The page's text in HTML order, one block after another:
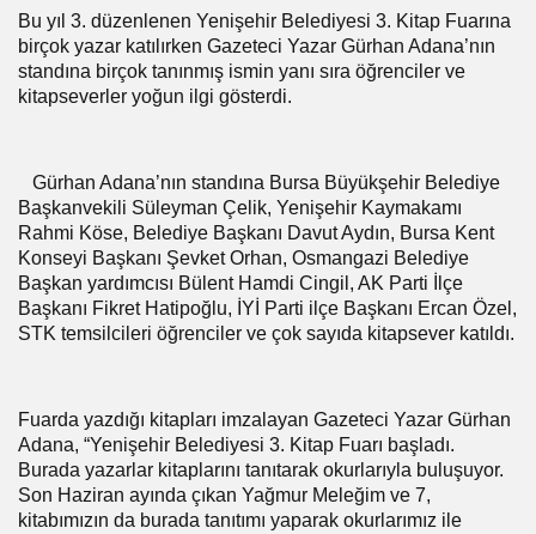
Bu yıl 3. düzenlenen Yenişehir Belediyesi 3. Kitap Fuarına
birçok yazar katılırken Gazeteci Yazar Gürhan Adana’nın
standına birçok tanınmış ismin yanı sıra öğrenciler ve
kitapseverler yoğun ilgi gösterdi.
Gürhan Adana’nın standına Bursa Büyükşehir Belediye
Başkanvekili Süleyman Çelik, Yenişehir Kaymakamı
Rahmi Köse, Belediye Başkanı Davut Aydın, Bursa Kent
Konseyi Başkanı Şevket Orhan, Osmangazi Belediye
Başkan yardımcısı Bülent Hamdi Cingil, AK Parti İlçe
Başkanı Fikret Hatipoğlu, İYİ Parti ilçe Başkanı Ercan Özel,
STK temsilcileri öğrenciler ve çok sayıda kitapsever katıldı.
Fuarda yazdığı kitapları imzalayan Gazeteci Yazar Gürhan
Adana, “Yenişehir Belediyesi 3. Kitap Fuarı başladı.
Burada yazarlar kitaplarını tanıtarak okurlarıyla buluşuyor.
Son Haziran ayında çıkan Yağmur Meleğim ve 7,
kitabımızın da burada tanıtımı yaparak okurlarımız ile